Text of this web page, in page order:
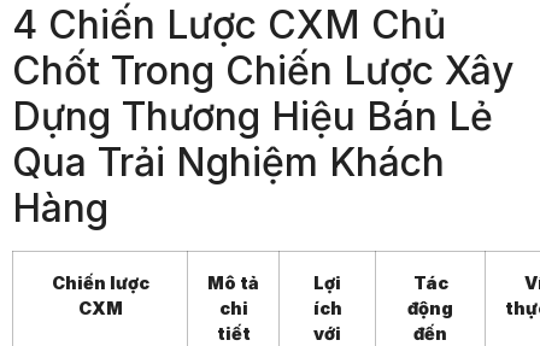
4 Chiến Lược CXM Chủ
Chốt Trong Chiến Lược Xây
Dựng Thương Hiệu Bán Lẻ
Qua Trải Nghiệm Khách
Hàng
Chiến lược
CXM
Mô tả
chi
tiết
Lợi
ích
với
Tác
động
đến